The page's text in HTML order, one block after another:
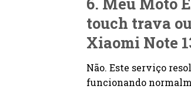
touch trava
Xiaomi Note
Não. Este serviço
funcionando